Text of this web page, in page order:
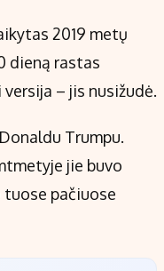
2019 metų
dieną rastas
– jis nusižudė.
Trumpu.
jie buvo
pačiuose